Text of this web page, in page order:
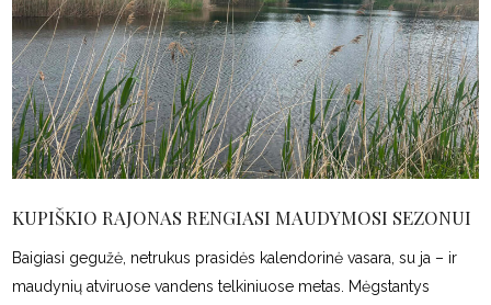
KUPIŠKIO RAJONAS RENGIASI MAUDYMOSI SEZONUI
Baigiasi gegužė, netrukus prasidės kalendorinė vasara, su ja – ir
maudynių atviruose vandens telkiniuose metas. Mėgstantys